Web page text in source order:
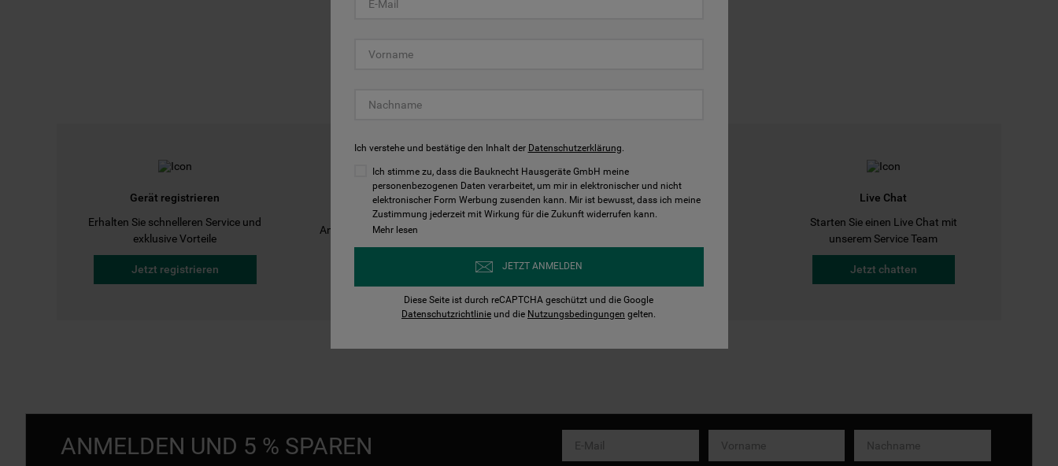
Gerät registrieren
Erhalten Sie schnelleren Service und
exklusive Vorteile
Jetzt registrieren
Bedienungsanleitungen
Anleitungen finden und herunterladen
Kontakt
Live Chat
Starten Sie einen Live Chat mit
unserem Service Team
Jetzt chatten
ANMELDEN UND 5 % SPAREN
Ich verstehe und bestätige den Inhalt der Datenschutzerklärung.
Ich stimme zu, dass die Bauknecht Hausgeräte GmbH meine
personenbezogenen Daten verarbeitet, um mir in elektronischer und nicht
elektronischer Form Werbung zusenden kann. Mir ist bewusst, dass ich meine
Zustimmung jederzeit mit Wirkung für die Zukunft widerrufen kann.
Mehr lesen
JETZT ANMELDEN
Diese Seite ist durch reCAPTCHA geschützt und die Google
Datenschutzrichtlinie und die Nutzungsbedingungen gelten.